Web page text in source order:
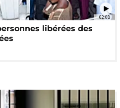
02:08
libérées des